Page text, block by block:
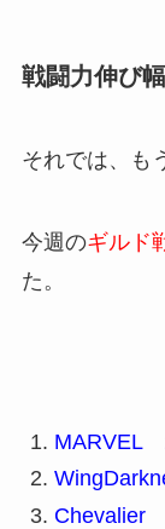
戦闘力伸び
それでは、も
今週のギルド
た。
MARVEL
Chevalier